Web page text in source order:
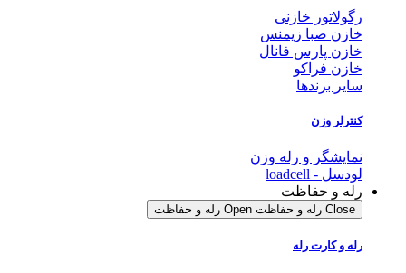
رگولاتور خازنی
خازن صبا زیمنس
خازن پارس فانال
خازن فراکو
سایر برندها
کنترلر وزن
نمایشگر و رله وزن
لودسل - loadcell
رله و حفاظت
Close رله و حفاظت Open رله و حفاظت
رله و کارت رله